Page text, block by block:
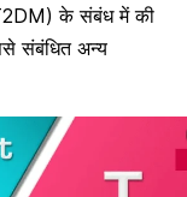
के संबंध में की
संबंधित अन्य